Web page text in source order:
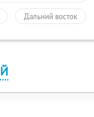
Дальний восток